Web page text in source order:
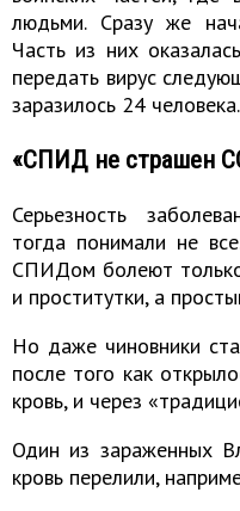
людьми. Сразу же
Часть из них
передать вирус
заразилось 24 человека.
«СПИД не страшен
Серьезность
тогда понимали не
СПИДом болеют
и проститутки, а
Но даже чиновники
после того как
кровь, и через
Один из зараженных
кровь перелили,